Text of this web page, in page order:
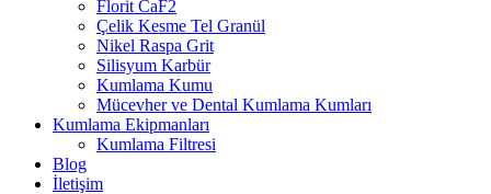
Florit CaF2
Çelik Kesme Tel Granül
Nikel Raspa Grit
Silisyum Karbür
Kumlama Kumu
Mücevher ve Dental Kumlama Kumları
Kumlama Ekipmanları
Kumlama Filtresi
Blog
İletişim